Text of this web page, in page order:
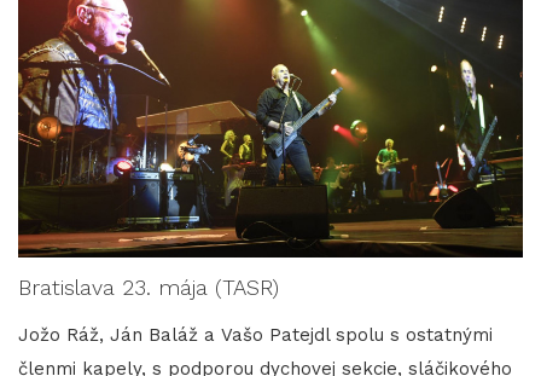
Bratislava 23. mája (TASR)
Jožo Ráž, Ján Baláž a Vašo Patejdl spolu s ostatnými
členmi kapely, s podporou dychovej sekcie, sláčikového